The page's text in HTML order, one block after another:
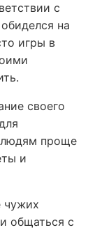
с
на
игры в
своего
проще
и
чужих
общаться с